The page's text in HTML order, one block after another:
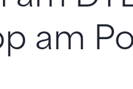
am